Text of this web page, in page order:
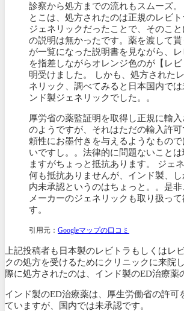
診察から処方までの流れもスムーズ
とこは、処方されたのは正規のレビト
ジェネリックだったことで、そのこ
の説明は無かったです。薬を渡して
が一覧になった説明書を見ながら、
を指差しながらオレンジ色のが【レビ
明受けました。 しかも、処方された
ネリック、調べてみると日本国内では
ンド製ジェネリックでした。。
厚労省の薬監証明を取得し正規に輸
のようですが、それはただの輸入許
頼性にお墨付きを与えるようなもので
いですし。。法律的に問題ないこと
ますがちょっと抵抗あります。 ジェ
何も抵抗ありませんが、インド製、し
内未承認というのはちょっと。。是
メーカーのジェネリックも取り扱っ
す。
引用元： Googleマップの口コミ
上記投稿者も日本製のレビトラもしくはレ
クの処方を受けるためにクリニックに来院
際に処方されたのは、インド製のED治療薬
インド製のED治療薬は、厚生労働省の許可
ていますが、国内では未承認です。